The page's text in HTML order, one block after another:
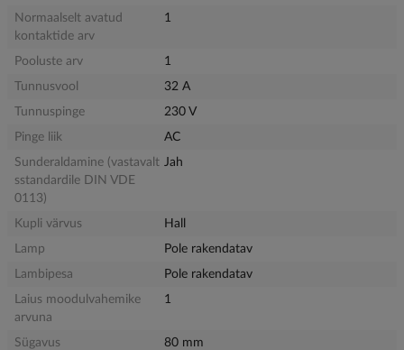
Normaalselt avatud
kontaktide arv
1
Pooluste arv
1
Tunnusvool
32 A
Tunnuspinge
230 V
Pinge liik
AC
Sunderaldamine (vastavalt
sstandardile DIN VDE
0113)
Jah
Kupli värvus
Hall
Lamp
Pole rakendatav
Lambipesa
Pole rakendatav
Laius moodulvahemike
arvuna
1
Sügavus
80 mm